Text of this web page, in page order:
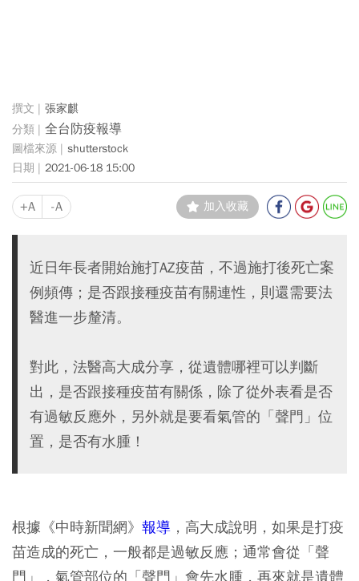
張家麒
全台防疫報導
shutterstock
2021-06-18 15:00
+A -A 加入收藏
近日年長者開始施打AZ疫苗，不過施打後死亡案
例頻傳；是否跟接種疫苗有關連性，則還需要法
醫進一步釐清。
對此，法醫高大成分享，從遺體哪裡可以判斷
出，是否跟接種疫苗有關係，除了從外表看是否
有過敏反應外，另外就是要看氣管的「聲門」位
置，是否有水腫！
根據《中時新聞網》 報導 ，高大成說明，如果是打疫
苗造成的死亡， 一般都是過敏反應；通常會從「聲
門」，氣管部位的「聲門」會先水腫，再來就是遺體